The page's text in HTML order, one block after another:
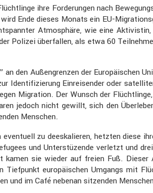
ihre Forde­rungen nach
Ende dieses Monats ein EU-
Atmosphäre, wie eine
Polizei überfallen, als etwa 60
an den Außen­grenzen der
Identi­fi­zie­rung Einrei­sender oder
Migra­tion. Der Wunsch der
jedoch nicht gewillt, sich den
Menschen.
zu deeska­lieren, hetzten diese
und Unter­stü­zende verletzt und
sie wieder auf freien Fuß.
europäi­schen Umgangs mit
und im Café nebenan sitzenden